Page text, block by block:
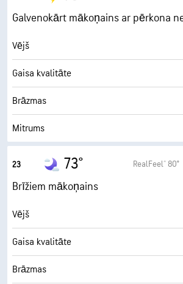
AccuLumen Brightness Index™
Mākoņu sega
Redzamība
Mākoņu segas apakšējās malas augstums
Galvenokārt mākoņains ar pērkona
Vējš
Gaisa kvalitāte
Brāzmas
Mitrums
Rasas punkts
AccuLumen Brightness Index™
Mākoņu sega
Lietus
Redzamība
23 73° RealFeel® 80°
Brīžiem mākoņains
Vējš
Gaisa kvalitāte
Brāzmas